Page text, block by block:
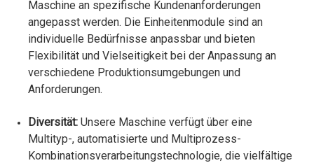
Maschine an spezifische Kundenanforderungen
angepasst werden. Die Einheitenmodule sind an
individuelle Bedürfnisse anpassbar und bieten
Flexibilität und Vielseitigkeit bei der Anpassung an
verschiedene Produktionsumgebungen und
Anforderungen.
Diversität: Unsere Maschine verfügt über eine
Multityp-, automatisierte und Multiprozess-
Kombinationsverarbeitungstechnologie, die vielfältige